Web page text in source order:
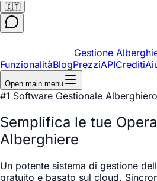
🇮🇹
Gestione
FunzionalitàBlogPrezziAPICrediti
Open main menu
#1 Software Gestionale
Semplifica le tue
Alberghiere
Un potente sistema di gestione
gratuito e basato sul cloud.